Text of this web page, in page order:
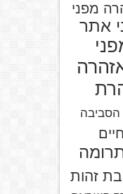
מפני
אתר
הסביבה
זהות